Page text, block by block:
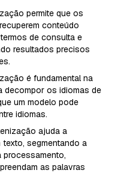
permite que os
conteúdo
de consulta e
resultados precisos
é fundamental na
decompor os idiomas de
um modelo pode
idiomas.
ajuda a
segmentando a
processamento,
as palavras